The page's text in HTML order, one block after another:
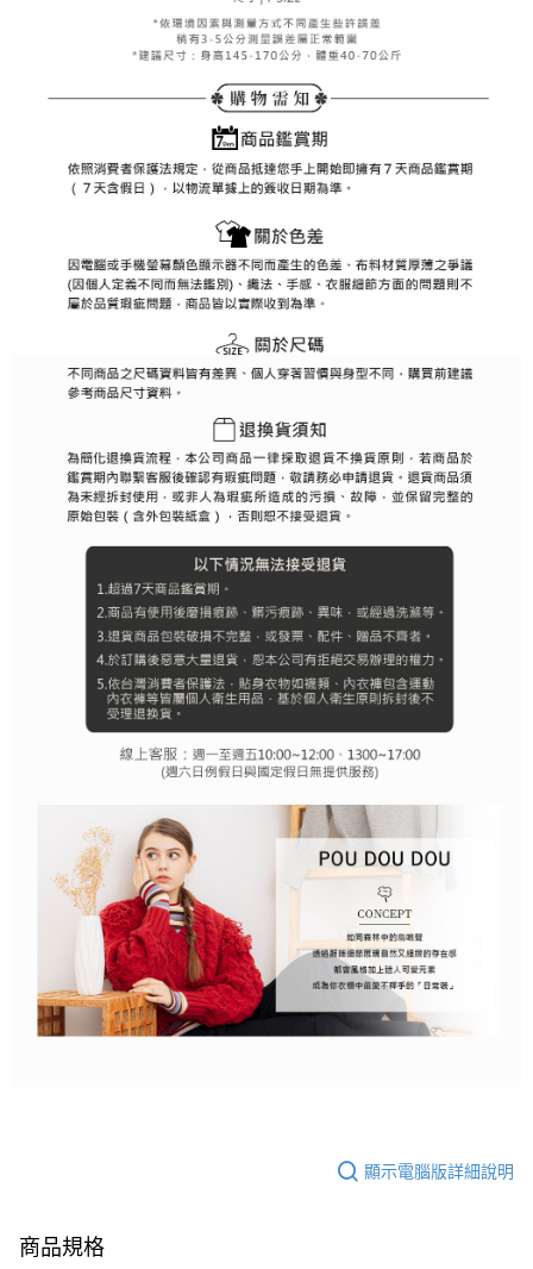
時審查核予不同之上限額度；若仍有額度不足之情形，本公司將視審查結果
請求用戶進行身份認證。
５．嚴禁一人註冊多個帳號或使用他人資訊註冊。若發現惡意使用之情形，
顯示電腦版詳細說明
商品規格